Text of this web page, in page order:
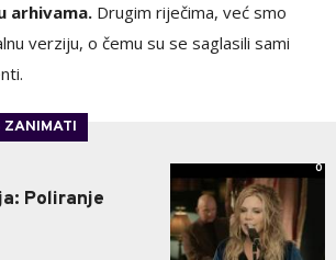
arhivama. Drugim riječima, već smo
verziju, o čemu su se saglasili sami
ZANIMATI
Poliranje
0